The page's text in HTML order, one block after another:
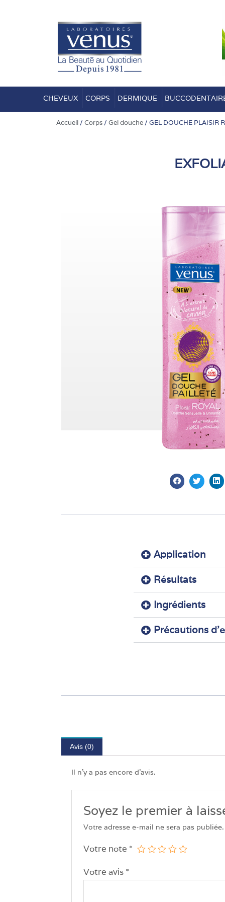
CHEVEUX CORPS DERMIQUE
Accueil /Corps /Gel douche / GEL DOUCHE PLAISIR
Application
Résultats
Ingrédients
Précautions
Avis (0)
Il n’y a pas encore d’avis.
Soyez le premier à
Votre adresse e-mail ne sera pas publiée.
Votre note *
Votre avis *